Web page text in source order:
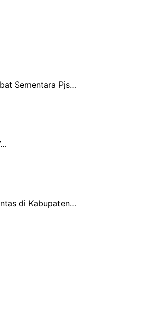
Sementara Pjs…
di Kabupaten…